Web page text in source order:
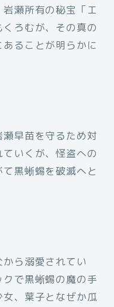
瀬所有の秘宝「エ
ろむが、その真の
ることが明らかに
早苗を守るため対
いくが、怪盗への
黒蜥蜴を破滅へと
ら溺愛されてい
で黒蜥蜴の魔の手
、葉子となぜか瓜